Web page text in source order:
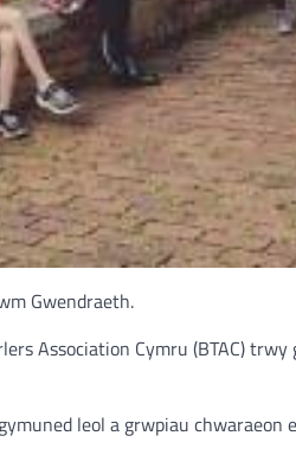
Gwendraeth.
Association Cymru (BTAC)
leol a grwpiau chwaraeon